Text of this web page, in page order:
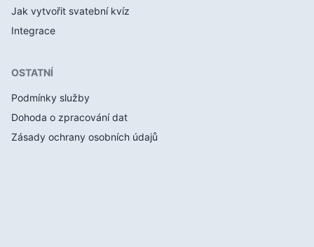
Jak vytvořit svatební kvíz
Integrace
OSTATNÍ
Podmínky služby
Dohoda o zpracování dat
Zásady ochrany osobních údajů